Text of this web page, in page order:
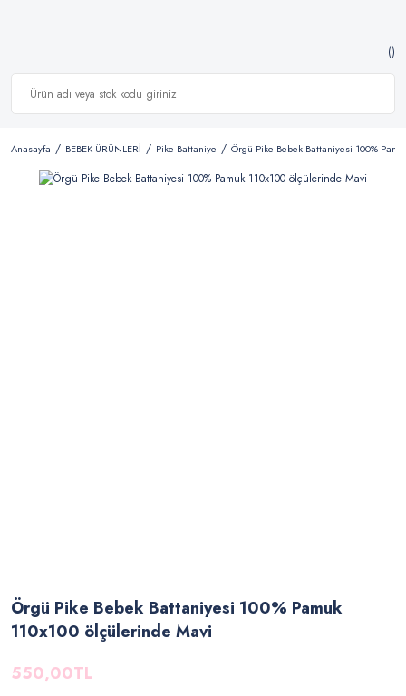
Anasayfa BEBEK ÜRÜNLERİ Pike Battaniye Örgü Pike Bebek Battaniyesi 100%
Örgü Pike Bebek Battaniyesi 100% Pamuk
110x100 ölçülerinde Mavi
550,00TL